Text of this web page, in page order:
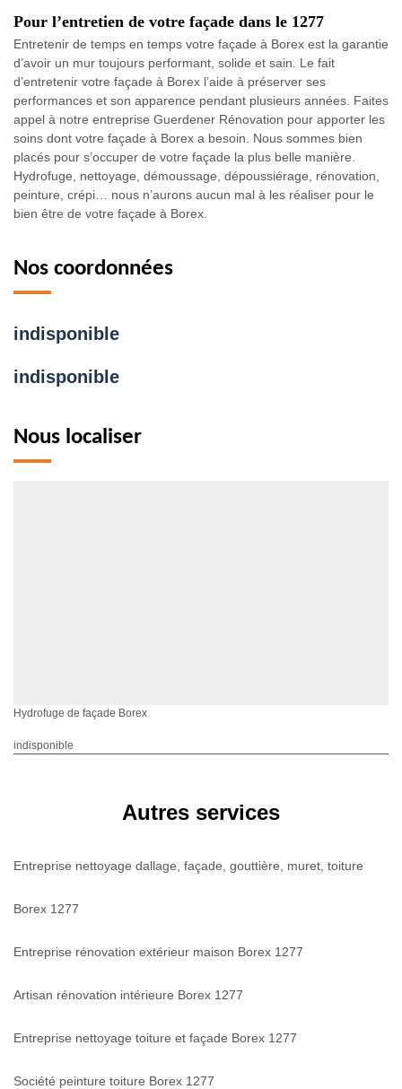
Pour l’entretien de votre façade dans le 1277
Entretenir de temps en temps votre façade à Borex est la garantie
d’avoir un mur toujours performant, solide et sain. Le fait
d’entretenir votre façade à Borex l’aide à préserver ses
performances et son apparence pendant plusieurs années. Faites
appel à notre entreprise Guerdener Rénovation pour apporter les
soins dont votre façade à Borex a besoin. Nous sommes bien
placés pour s’occuper de votre façade la plus belle manière.
Hydrofuge, nettoyage, démoussage, dépoussiérage, rénovation,
peinture, crépi… nous n’aurons aucun mal à les réaliser pour le
bien être de votre façade à Borex.
Nos coordonnées
indisponible
indisponible
Nous localiser
Hydrofuge de façade Borex
indisponible
Autres services
Entreprise nettoyage dallage, façade, gouttière, muret, toiture
Borex 1277
Entreprise rénovation extérieur maison Borex 1277
Artisan rénovation intérieure Borex 1277
Entreprise nettoyage toiture et façade Borex 1277
Société peinture toiture Borex 1277